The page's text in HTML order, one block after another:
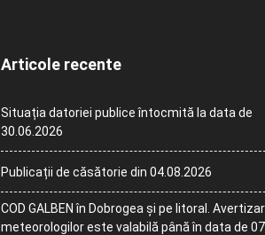
Articole recente
Situația datoriei publice întocmită la data de
30.06.2026
Publicații de căsătorie din 04.08.2026
COD GALBEN în Dobrogea și pe litoral.
meteorologilor este valabilă până în data de 07